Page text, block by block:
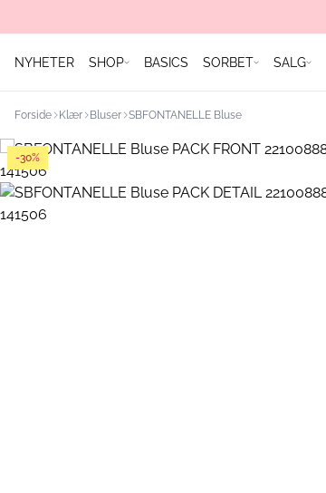
NYHETER SHOP BASICS SORBET SALG
Forside Klær Bluser SBFONTANELLE Bluse
-30%